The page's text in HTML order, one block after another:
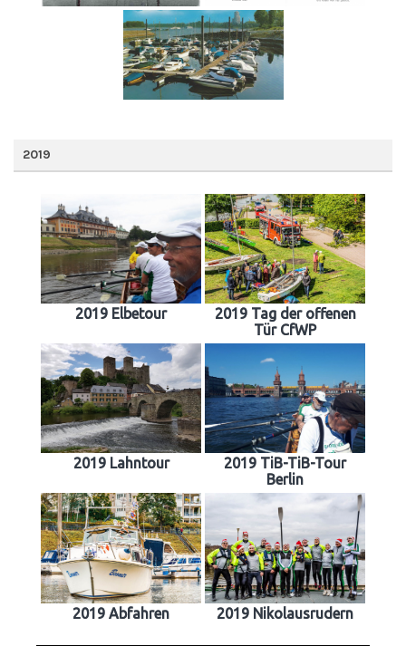
2019
2019 Elbetour
2019 Tag der offenen
Tür CfWP
2019 Lahntour
2019 TiB-TiB-Tour
Berlin
2019 Abfahren 2019 Nikolausrudern